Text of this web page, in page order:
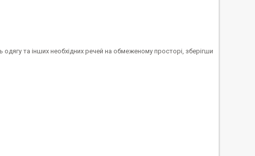
та інших необхідних речей на обмеженому просторі, зберігши